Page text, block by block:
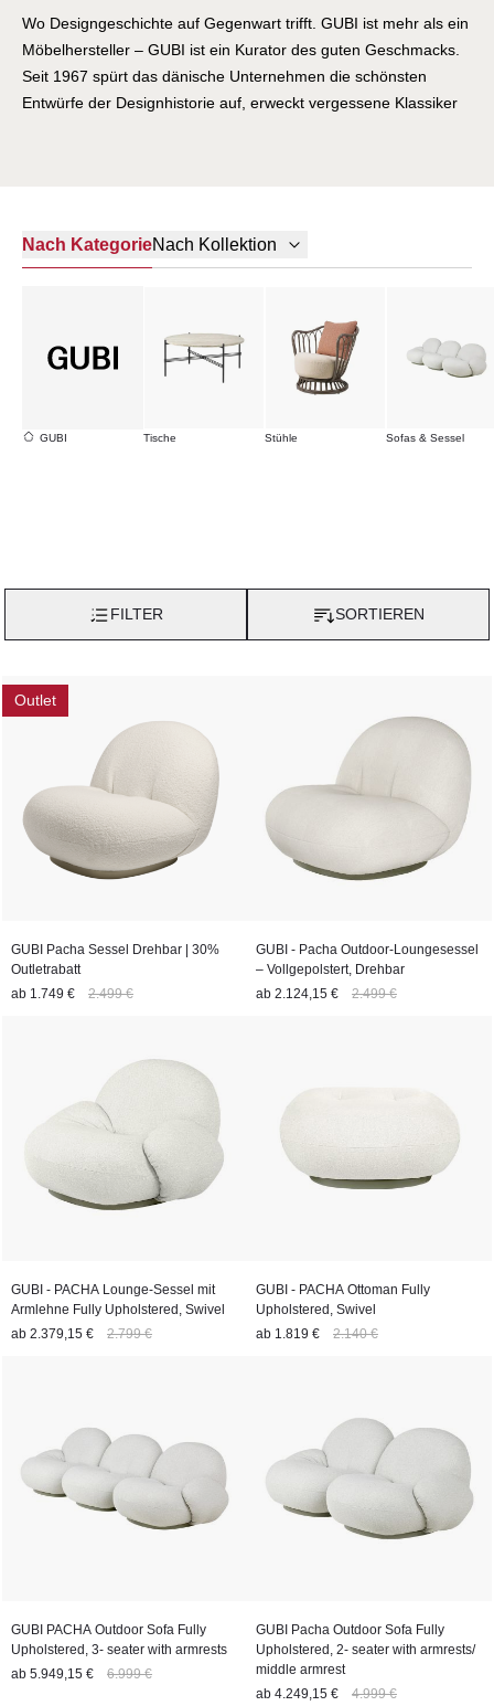
Wo Designgeschichte auf Gegenwart trifft. GUBI ist mehr als ein
Möbelhersteller – GUBI ist ein Kurator des guten Geschmacks.
Seit 1967 spürt das dänische Unternehmen die schönsten
Entwürfe der Designhistorie auf, erweckt vergessene Klassiker
Entwürfen der Designlegende Greta Magnusson Grossman –
dem gleichen Anspruch, mit dem ein Museum seine Sammlung
kuratiert: Nur was besteht, bleibt. Nur was berührt, wird
aufgenommen. In Kopenhagen verwurzelt, in den schönsten
sind Konstanten. Für alle, die verstehen, dass gutes Design
Nach KategorieNach Kollektion
GUBI Tische Stühle Sofas & Sessel
FILTER SORTIEREN
Outlet
GUBI Pacha Sessel Drehbar | 30%
Outletrabatt
ab 1.749 € 2.499 €
GUBI - Pacha Outdoor-Loungesessel
– Vollgepolstert, Drehbar
ab 2.124,15 € 2.499 €
GUBI - PACHA Lounge-Sessel mit
Armlehne Fully Upholstered, Swivel
ab 2.379,15 € 2.799 €
GUBI - PACHA Ottoman Fully
Upholstered, Swivel
ab 1.819 € 2.140 €
GUBI PACHA Outdoor Sofa Fully
Upholstered, 3- seater with armrests
ab 5.949,15 € 6.999 €
GUBI Pacha Outdoor Sofa Fully
Upholstered, 2- seater with armrests/
middle armrest
ab 4.249,15 € 4.999 €